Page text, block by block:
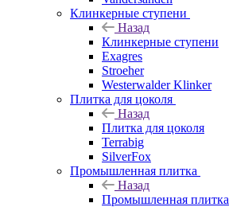
Клинкерные ступени
Назад
Клинкерные ступени
Exagres
Stroeher
Westerwalder Klinker
Плитка для цоколя
Назад
Плитка для цоколя
Terrabig
SilverFox
Промышленная плитка
Назад
Промышленная плитка